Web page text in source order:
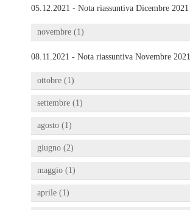
05.12.2021 - Nota riassuntiva Dicembre 2021
novembre (1)
08.11.2021 - Nota riassuntiva Novembre 2021
ottobre (1)
settembre (1)
agosto (1)
giugno (2)
maggio (1)
aprile (1)